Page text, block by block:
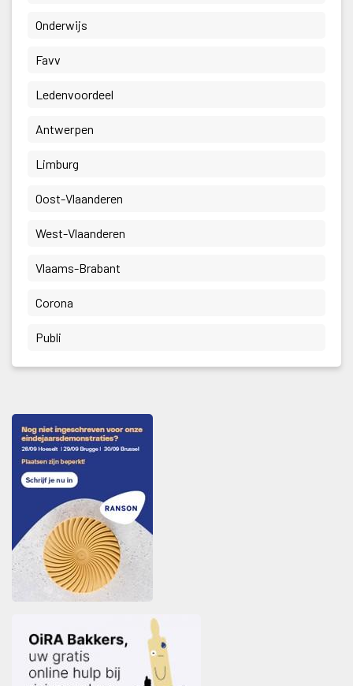
Onderwijs
Favv
Ledenvoordeel
Antwerpen
Limburg
Oost-Vlaanderen
West-Vlaanderen
Vlaams-Brabant
Corona
Publi